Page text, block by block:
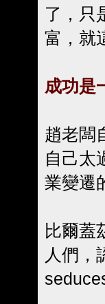
了，只
富，就
成功是
趙老闆
自己太
業變遷
比爾蓋
人們，